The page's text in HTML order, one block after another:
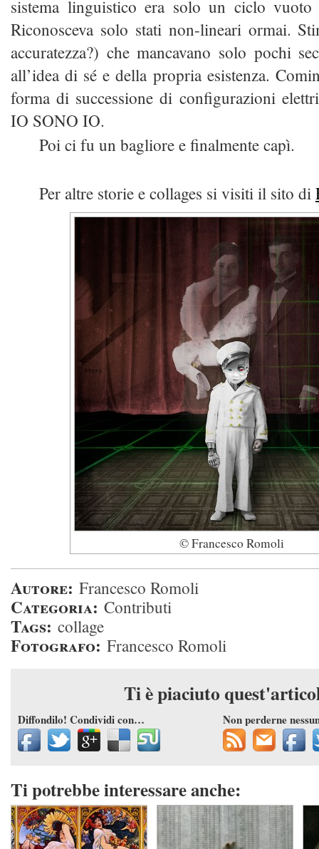
sistema linguistico era solo un ciclo
Riconosceva solo stati non-lineari ormai.
accuratezza?) che mancavano solo pochi
all’idea di sé e della propria esistenza.
forma di successione di configurazioni
IO SONO IO.
Poi ci fu un bagliore e finalmente capì.
Per altre storie e collages si visiti il sito di
© Francesco Romoli
Autore: Francesco Romoli
Categoria: Contributi
Tags: collage
Fotografo: Francesco Romoli
Ti è piaciuto
Diffondilo! Condividi con… Non perderne
Ti potrebbe interessare anche: